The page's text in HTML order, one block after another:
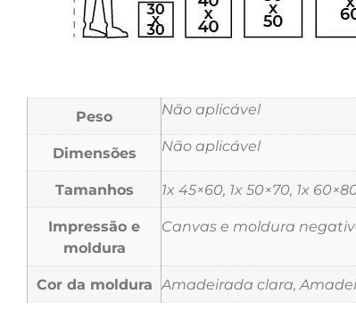
Peso Não aplicável
Dimensões Não aplicável
Tamanhos 1x 45×60, 1x 50×70, 1x
Impressão e
moldura
Canvas e moldura
Cor da moldura Amadeirada clara,